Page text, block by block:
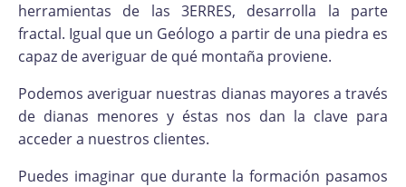
herramientas de las 3ERRES, desarrolla la parte
fractal. Igual que un Geólogo a partir de una piedra es
capaz de averiguar de qué montaña proviene.
Podemos averiguar nuestras dianas mayores a través
de dianas menores y éstas nos dan la clave para
acceder a nuestros clientes.
Puedes imaginar que durante la formación pasamos